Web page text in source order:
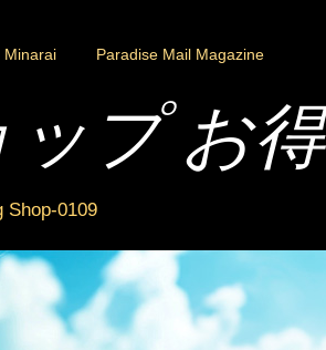
Minarai Paradise Mail Magazine
プ お得
Shop-0109